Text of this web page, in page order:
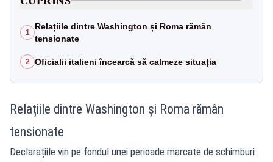
1
Relațiile dintre Washington și Roma rămân
tensionate
2 Oficialii italieni încearcă să calmeze situația
Relațiile dintre Washington și Roma rămân
tensionate
Declarațiile vin pe fondul unei perioade marcate de schimburi